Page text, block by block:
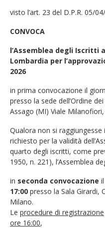
visto l’art. 23 del D.P.R. 05/
CONVOCA
l’Assemblea degli Iscritti
Lombardia per
2026
in prima convocazione il
presso la sede dell’Ordine
Assago (MI) Viale
Qualora non si
richiesto per la validità
quarto degli iscritti, come
1950, n. 221), l’Assemblea
in seconda convocazione
17:00 presso la Sala Girardi,
Milano.
Le procedure di registrazione
ore 16:00,